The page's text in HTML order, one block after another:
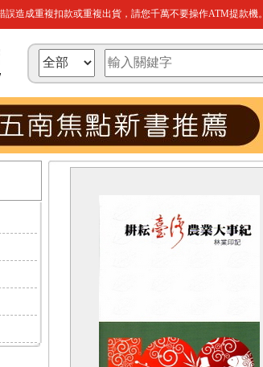
造成重複扣款或重複出貨，請您千萬不要操作ATM提款機。